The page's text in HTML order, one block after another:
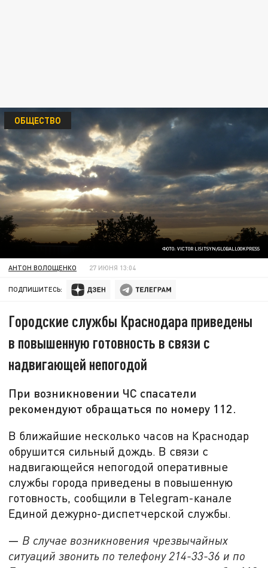
ФОТО: VICTOR LISITSYN/GLOBALLOOKPRESS
ОБЩЕСТВО
АНТОН ВОЛОЩЕНКО 27 ИЮНЯ 13:04
ПОДПИШИТЕСЬ:
Городские службы Краснодара приведены
в повышенную готовность в связи с
надвигающей непогодой
При возникновении ЧС спасатели
рекомендуют обращаться по номеру 112.
В ближайшие несколько часов на Краснодар
обрушится сильный дождь. В связи с
надвигающейся непогодой оперативные
службы города приведены в повышенную
готовность, сообщили в Telegram-канале
Единой дежурно-диспетчерской службы.
— В случае возникновения чрезвычайных
ситуаций звонить по телефону 214-33-36 и по